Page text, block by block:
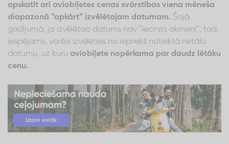
apskatīt arī aviobiļetes cenas svārstības viena mēneša
diapazonā “apkārt” izvēlētajam datumam. Šajā
gadījumā, ja izvēlētais datums nav “iecirsts akmenī”, tad,
iespējams, varēsi izvēlēties no iepriekš noteiktā netālu
datumu, uz kuru aviobiļete nopērkama par daudz lētāku
cenu.